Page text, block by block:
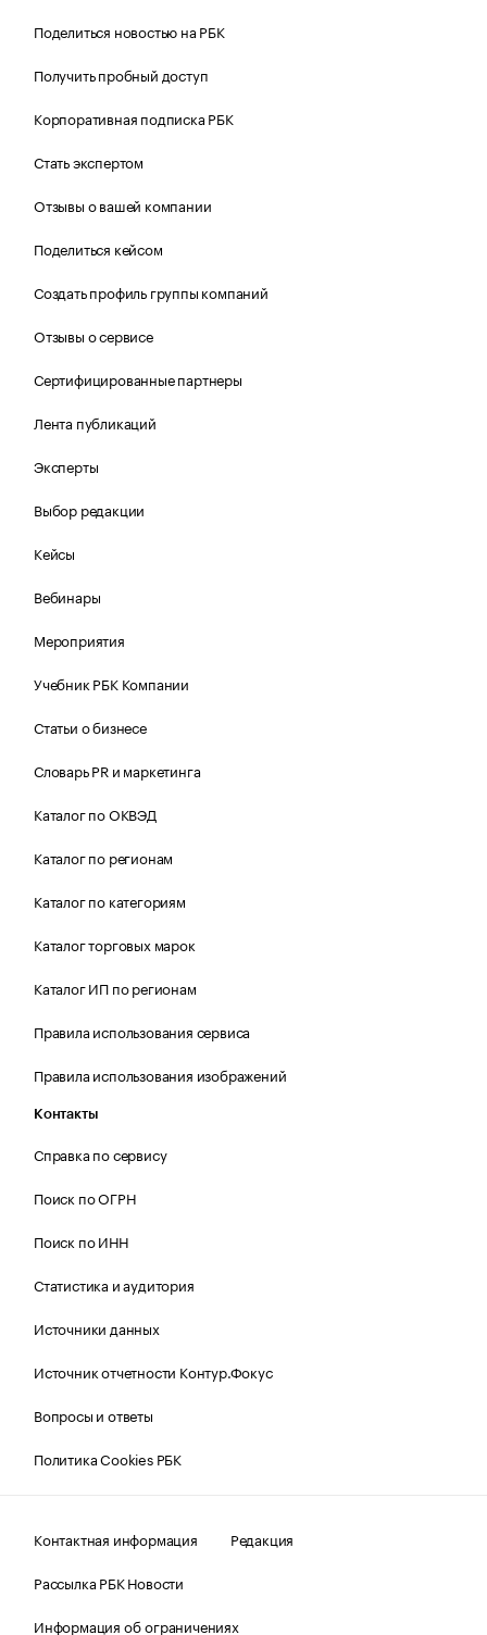
Поделиться новостью на РБК
Получить пробный доступ
Корпоративная подписка РБК
Стать экспертом
Отзывы о вашей компании
Поделиться кейсом
Создать профиль группы компаний
Отзывы о сервисе
Сертифицированные партнеры
Лента публикаций
Эксперты
Выбор редакции
Кейсы
Вебинары
Мероприятия
Учебник РБК Компании
Статьи о бизнесе
Словарь PR и маркетинга
Каталог по ОКВЭД
Каталог по регионам
Каталог по категориям
Каталог торговых марок
Каталог ИП по регионам
Правила использования сервиса
Правила использования изображений
Контакты
Справка по сервису
Поиск по ОГРН
Поиск по ИНН
Статистика и аудитория
Источники данных
Источник отчетности Контур.Фокус
Вопросы и ответы
Политика Cookies РБК
Контактная информация
Редакция
Рассылка РБК Новости
Информация об ограничениях